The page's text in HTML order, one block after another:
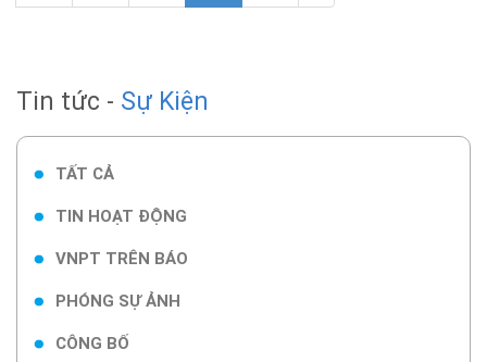
Tin tức - Sự Kiện
TẤT CẢ
TIN HOẠT ĐỘNG
VNPT TRÊN BÁO
PHÓNG SỰ ẢNH
CÔNG BỐ